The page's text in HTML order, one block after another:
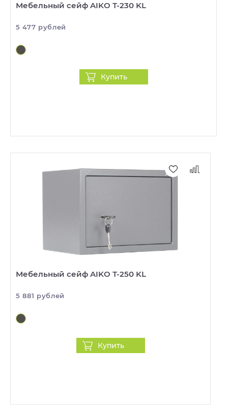
Мебельный сейф AIKO Т-230 KL
5 477 рублей
Купить
Мебельный сейф AIKO Т-250 KL
5 881 рублей
Купить